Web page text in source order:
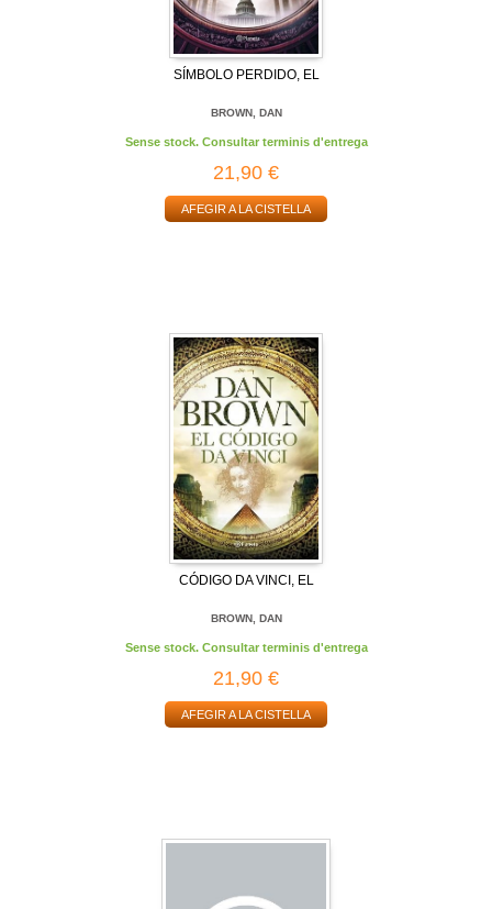
SÍMBOLO PERDIDO, EL
BROWN, DAN
Sense stock. Consultar terminis d'entrega
21,90 €
AFEGIR A LA CISTELLA
CÓDIGO DA VINCI, EL
BROWN, DAN
Sense stock. Consultar terminis d'entrega
21,90 €
AFEGIR A LA CISTELLA